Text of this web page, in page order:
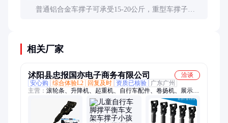
普通铝合金车撑子可承受15-20公斤，重型车撑子可
相关厂家
沭阳县忠报国亦电子商务有限公司
洽谈
安心购
综合体验L2 回复及时 资质已核验
广东广州
主营： 滚轮条、升降机、起重机、自行车配件、卷扬机、展示
台、编码器、三叶桨、计米器、展示架、磁力锁、电磁铁、搅拌
器、计数器、螺丝机、动葫芦、吸铁器、旋转台、置物架、搅拌
桨、弹簧支架、转台底座、机械码表、电动转盘、焊接滚轮架、